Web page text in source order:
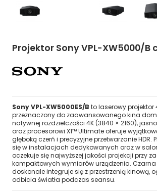
Projektor Sony VPL-XW5000/B
Sony VPL-XW5000ES/B to laserowy projektor
przeznaczony do zaawansowanego kina
natywnej rozdzielczości 4K (3840 × 2160),
oraz procesorowi X1™ Ultimate oferuje
głęboką czerń i precyzyjne przetwarzanie HDR.
się w instalacjach dedykowanych oraz w
oczekuje się najwyższej jakości projekcji przy
kompaktowych wymiarów urządzenia.
doskonale integruje się z przestrzenią kinową,
odbicia światła podczas seansu.